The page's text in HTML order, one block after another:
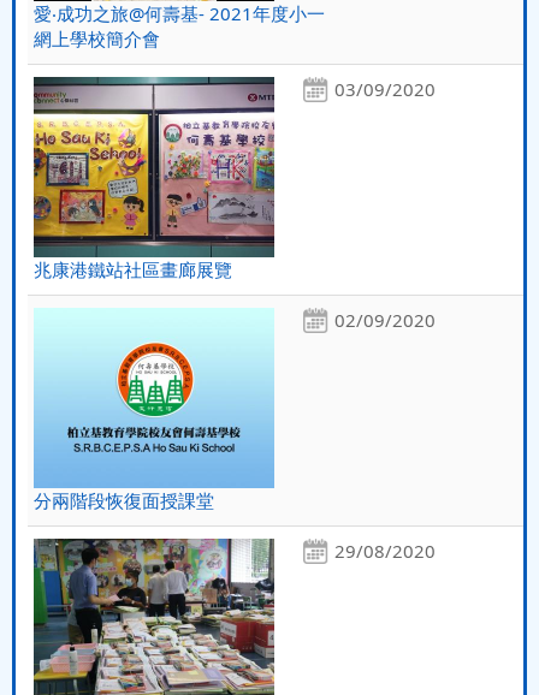
愛‧成功之旅@何壽基- 2021年度小一
網上學校簡介會
03/09/2020
兆康港鐵站社區畫廊展覽
02/09/2020
分兩階段恢復面授課堂
29/08/2020